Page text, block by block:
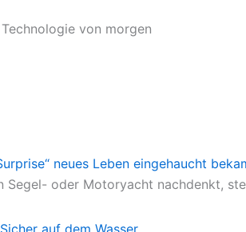
von morgen
neues Leben eingehaucht
Segel- oder Motoryacht nachdenkt,